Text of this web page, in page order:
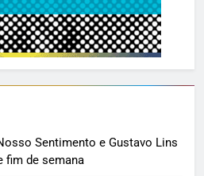
Sentimento e Gustavo Lins
fim de semana